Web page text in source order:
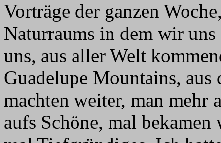
Vorträge der ganzen
Naturraums in dem wir
uns, aus aller Welt
Guadelupe Mountains,
machten weiter, man mehr
aufs Schöne, mal